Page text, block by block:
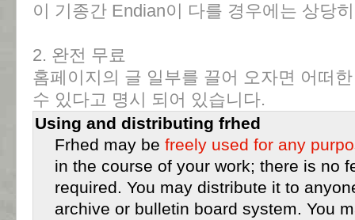
이 기종간 Endian이 다를 경우에는 상당
2. 완전 무료
홈페이지의 글 일부를 끌어 오자면 어떠
수 있다고 명시 되어 있습니다.
Using and distributing frhed
Frhed may be freely used for any
in the course of your work; there is no
required. You may distribute it to
archive or bulletin board system. You